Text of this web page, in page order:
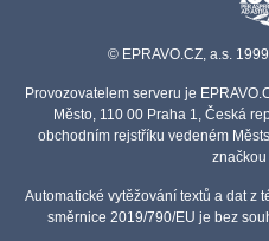
© EPRAVO.CZ, a.s.
Provozovatelem serveru je
Město, 110 00 Praha 1, Česká
obchodním rejstříku vedeném
Automatické vytěžování textů a dat z
směrnice 2019/790/EU je bez